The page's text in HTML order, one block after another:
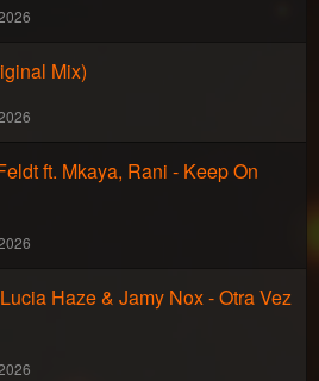
Mix)
ft. Mkaya, Rani - Keep On
Haze & Jamy Nox - Otra Vez